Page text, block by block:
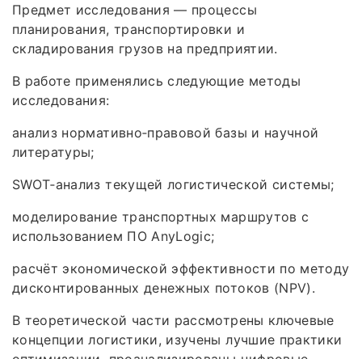
Предмет исследования — процессы
планирования, транспортировки и
складирования грузов на предприятии.
В работе применялись следующие методы
исследования:
анализ нормативно‑правовой базы и научной
литературы;
SWOT‑анализ текущей логистической системы;
моделирование транспортных маршрутов с
использованием ПО AnyLogic;
расчёт экономической эффективности по методу
дисконтированных денежных потоков (NPV).
В теоретической части рассмотрены ключевые
концепции логистики, изучены лучшие практики